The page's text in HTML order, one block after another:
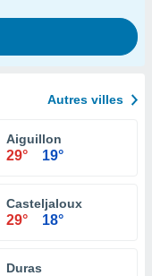
Autres villes
Aiguillon
29° 19°
Casteljaloux
29° 18°
Duras